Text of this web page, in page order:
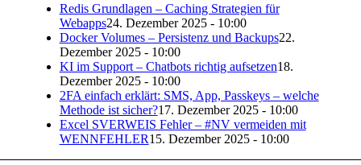
Redis Grundlagen – Caching Strategien für
Webapps24. Dezember 2025 - 10:00
Docker Volumes – Persistenz und Backups22.
Dezember 2025 - 10:00
KI im Support – Chatbots richtig aufsetzen18.
Dezember 2025 - 10:00
2FA einfach erklärt: SMS, App, Passkeys – welche
Methode ist sicher?17. Dezember 2025 - 10:00
Excel SVERWEIS Fehler – #NV vermeiden mit
WENNFEHLER15. Dezember 2025 - 10:00